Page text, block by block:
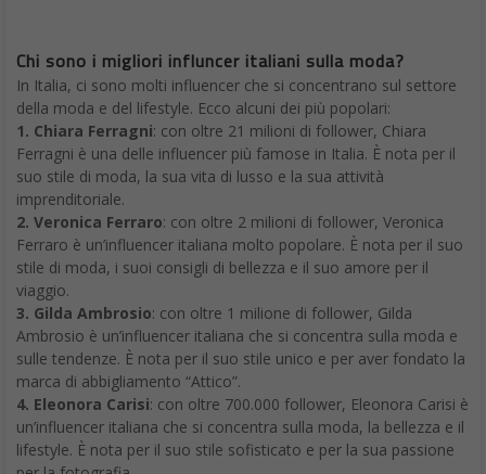
Chi sono i migliori influncer italiani sulla moda?
In Italia, ci sono molti influencer che si concentrano sul settore
della moda e del lifestyle. Ecco alcuni dei più popolari:
1. Chiara Ferragni: con oltre 21 milioni di follower, Chiara
Ferragni è una delle influencer più famose in Italia. È nota per il
suo stile di moda, la sua vita di lusso e la sua attività
imprenditoriale.
2. Veronica Ferraro: con oltre 2 milioni di follower, Veronica
Ferraro è un’influencer italiana molto popolare. È nota per il suo
stile di moda, i suoi consigli di bellezza e il suo amore per il
viaggio.
3. Gilda Ambrosio: con oltre 1 milione di follower, Gilda
Ambrosio è un’influencer italiana che si concentra sulla moda e
sulle tendenze. È nota per il suo stile unico e per aver fondato la
marca di abbigliamento “Attico”.
4. Eleonora Carisi: con oltre 700.000 follower, Eleonora Carisi è
un’influencer italiana che si concentra sulla moda, la bellezza e il
lifestyle. È nota per il suo stile sofisticato e per la sua passione